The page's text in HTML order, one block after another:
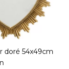
doré 54x49cm